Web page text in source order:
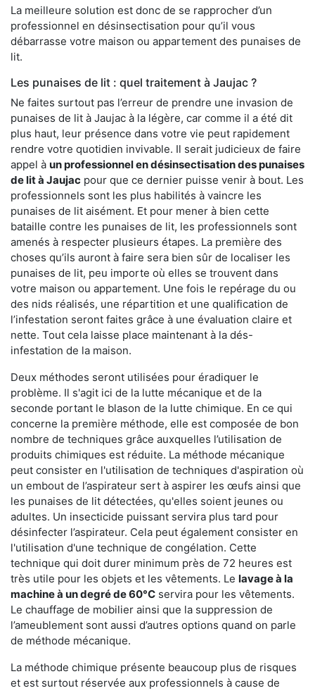
La meilleure solution est donc de se rapprocher d’un
professionnel en désinsectisation pour qu’il vous
débarrasse votre maison ou appartement des punaises de
lit.
Les punaises de lit : quel traitement à Jaujac ?
Ne faites surtout pas l’erreur de prendre une invasion de
punaises de lit à Jaujac à la légère, car comme il a été dit
plus haut, leur présence dans votre vie peut rapidement
rendre votre quotidien invivable. Il serait judicieux de faire
appel à un professionnel en désinsectisation des punaises
de lit à Jaujac pour que ce dernier puisse venir à bout. Les
professionnels sont les plus habilités à vaincre les
punaises de lit aisément. Et pour mener à bien cette
bataille contre les punaises de lit, les professionnels sont
amenés à respecter plusieurs étapes. La première des
choses qu’ils auront à faire sera bien sûr de localiser les
punaises de lit, peu importe où elles se trouvent dans
votre maison ou appartement. Une fois le repérage du ou
des nids réalisés, une répartition et une qualification de
l’infestation seront faites grâce à une évaluation claire et
nette. Tout cela laisse place maintenant à la dés-
infestation de la maison.
Deux méthodes seront utilisées pour éradiquer le
problème. Il s'agit ici de la lutte mécanique et de la
seconde portant le blason de la lutte chimique. En ce qui
concerne la première méthode, elle est composée de bon
nombre de techniques grâce auxquelles l’utilisation de
produits chimiques est réduite. La méthode mécanique
peut consister en l'utilisation de techniques d'aspiration où
un embout de l’aspirateur sert à aspirer les œufs ainsi que
les punaises de lit détectées, qu'elles soient jeunes ou
adultes. Un insecticide puissant servira plus tard pour
désinfecter l’aspirateur. Cela peut également consister en
l'utilisation d'une technique de congélation. Cette
technique qui doit durer minimum près de 72 heures est
très utile pour les objets et les vêtements. Le lavage à la
machine à un degré de 60°C servira pour les vêtements.
Le chauffage de mobilier ainsi que la suppression de
l’ameublement sont aussi d’autres options quand on parle
de méthode mécanique.
La méthode chimique présente beaucoup plus de risques
et est surtout réservée aux professionnels à cause de